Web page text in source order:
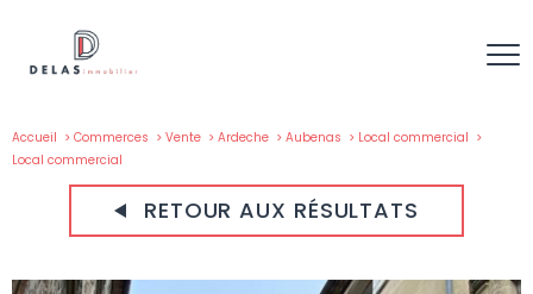
Accueil Commerces Vente Ardeche Aubenas
Local commercial
Local commercial
RETOUR AUX RÉSULTATS